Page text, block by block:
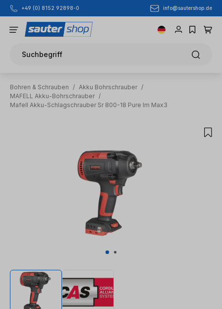
Zum Hauptinhalt springen
+49 (0) 8152 92898-0 info@sautershop.de
Suchbegriff
Bohren & Schrauben / Akku Bohrschrauber /
MAFELL Akku-Bohrschrauber /
Mafell Akku-Schlagschrauber Sr 800-18 Pure Im Max3